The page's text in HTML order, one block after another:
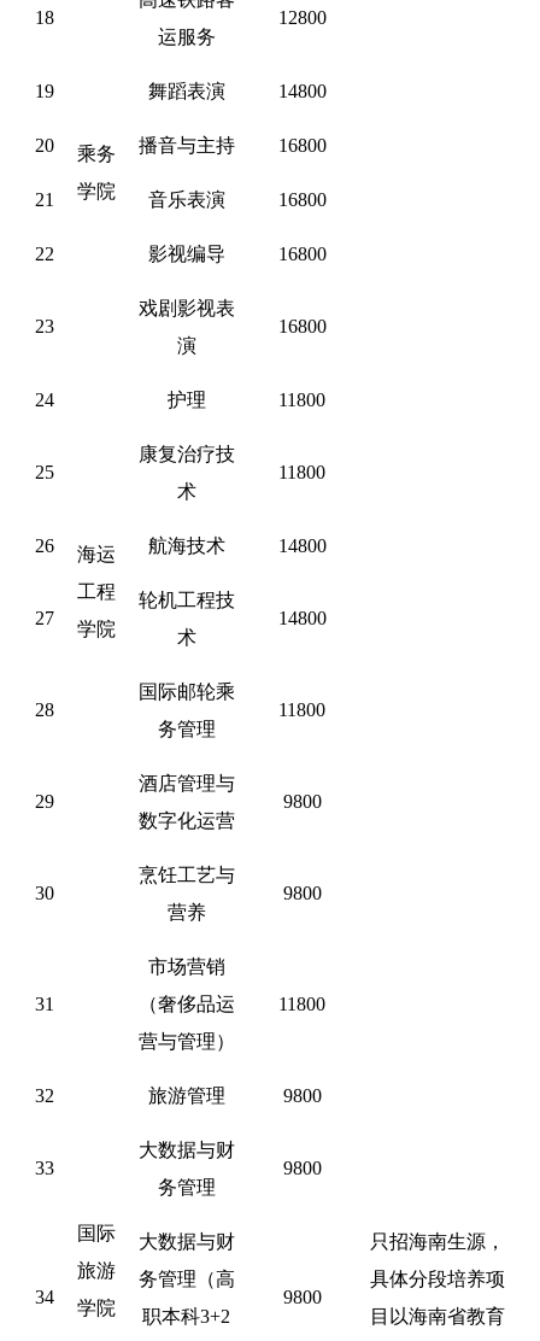
乘务
学院
18
运服务
12800
19 舞蹈表演 14800
20 播音与主持 16800
21 音乐表演 16800
22 影视编导 16800
23
戏剧影视表
演
16800
24 护理 11800
25
康复治疗技
术
11800
26
海运
工程
学院
航海技术 14800
27
轮机工程技
术
14800
28
国际
旅游
学院
国际邮轮乘
务管理
11800
29
酒店管理与
数字化运营
9800
30
烹饪工艺与
营养
9800
31
市场营销
（奢侈品运
营与管理）
11800
32 旅游管理 9800
33
大数据与财
务管理
9800
34
大数据与财
务管理（高
职本科3+2
9800
只招海南生源，
具体分段培养项
目以海南省教育